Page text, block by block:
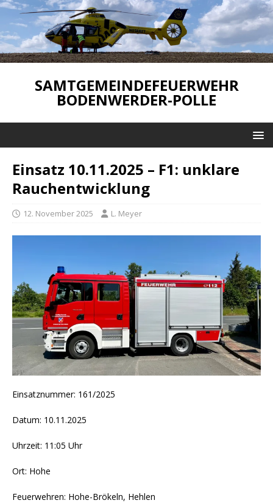
SAMTGEMEINDEFEUERWEHR
BODENWERDER-POLLE
Einsatz 10.11.2025 – F1: unklare
Rauchentwicklung
12. November 2025 L. Meyer
Einsatznummer: 161/2025
Datum: 10.11.2025
Uhrzeit: 11:05 Uhr
Ort: Hohe
Feuerwehren: Hohe-Brökeln, Hehlen